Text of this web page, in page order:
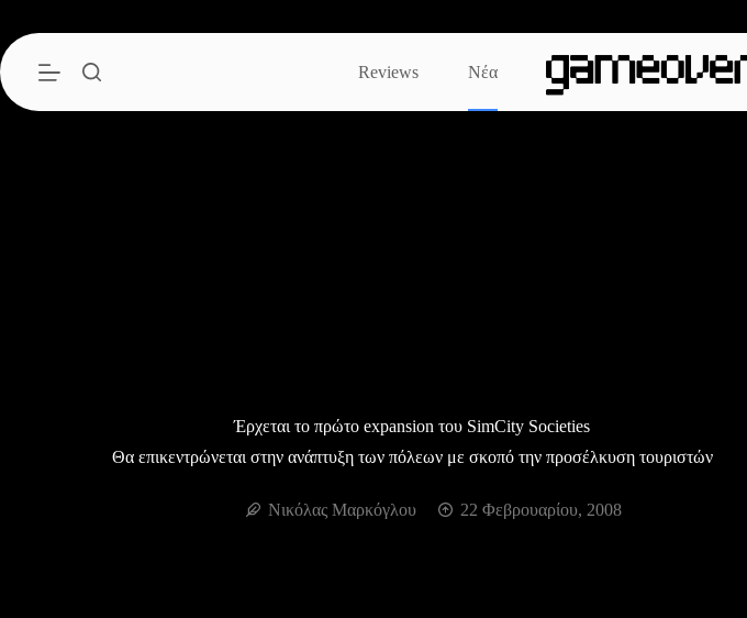
περιεχόμενο
Reviews
Νέα
Έρχεται το πρώτο expansion του SimCity Societies
Θα επικεντρώνεται στην ανάπτυξη των πόλεων με σκοπό την προσέλκυση τουριστών
Νικόλας Μαρκόγλου 22 Φεβρουαρίου, 2008